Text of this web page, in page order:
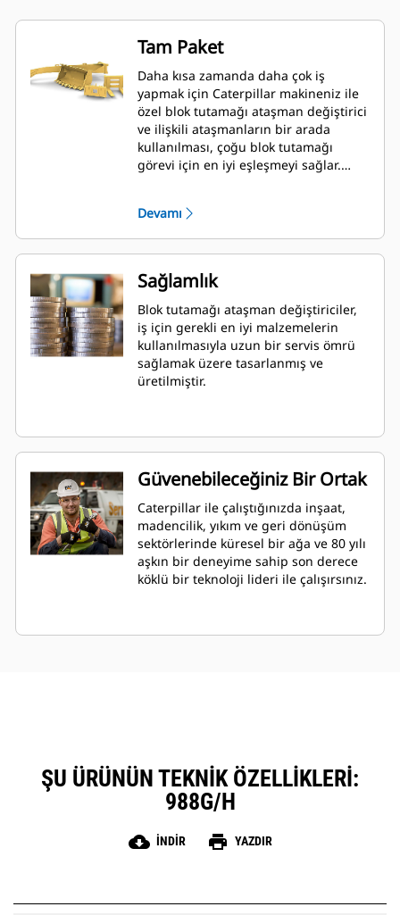
Tam Paket
Daha kısa zamanda daha çok iş
yapmak için Caterpillar makineniz ile
özel blok tutamağı ataşman değiştirici
ve ilişkili ataşmanların bir arada
kullanılması, çoğu blok tutamağı
görevi için en iyi eşleşmeyi sağlar.
Devamı
Sağlamlık
Blok tutamağı ataşman değiştiriciler,
iş için gerekli en iyi malzemelerin
kullanılmasıyla uzun bir servis ömrü
sağlamak üzere tasarlanmış ve
üretilmiştir.
Güvenebileceğiniz Bir Ortak
Caterpillar ile çalıştığınızda inşaat,
madencilik, yıkım ve geri dönüşüm
sektörlerinde küresel bir ağa ve 80 yılı
aşkın bir deneyime sahip son derece
köklü bir teknoloji lideri ile çalışırsınız.
ŞU ÜRÜNÜN TEKNIK ÖZELLIKLERI:
988G/H
cloud_download İNDIR print YAZDIR